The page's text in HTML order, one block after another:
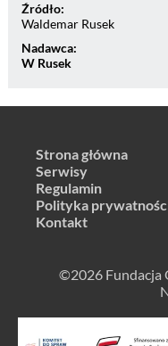
Źródło:
Waldemar Rusek
Nadawca:
W Rusek
Strona główna
Serwisy
Regulamin
Polityka
Kontakt
©2026 Fundacja